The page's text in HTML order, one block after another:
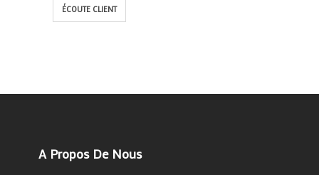
ÉCOUTE CLIENT
A Propos De Nous